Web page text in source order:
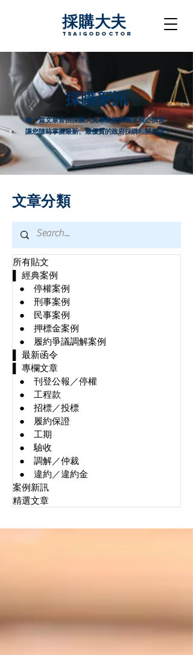
採購大夫
TsaigoDoctor
採購新訊
每一篇文章皆由採購大夫專業律師團隊精心撰寫，
讓您隨時掌握最新、最優質的政府採購相關資訊！
文章分類
所有貼文
▌ 經典案例
⠀● 停權案例
⠀● 刑事案例
⠀● 民事案例
⠀● 押標金案例
⠀● 履約爭議調解案例
▌ 最新函令
▌ 專欄文章
⠀● 刊登公報／停權
⠀● 工程款
⠀● 招標／投標
⠀● 履約保證
⠀● 工期
⠀● 驗收
⠀● 調解／仲裁
⠀● 違約／違約金
案例新訊
精選文章